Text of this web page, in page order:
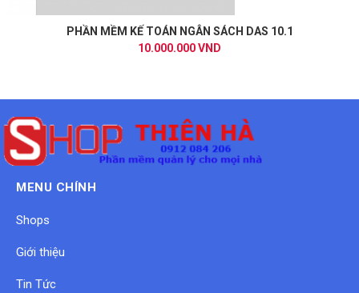
PHẦN MỀM KẾ TOÁN NGÂN SÁCH DAS 10.1
10.000.000 VND
MENU CHÍNH
Shops
Giới thiệu
Tin Tức